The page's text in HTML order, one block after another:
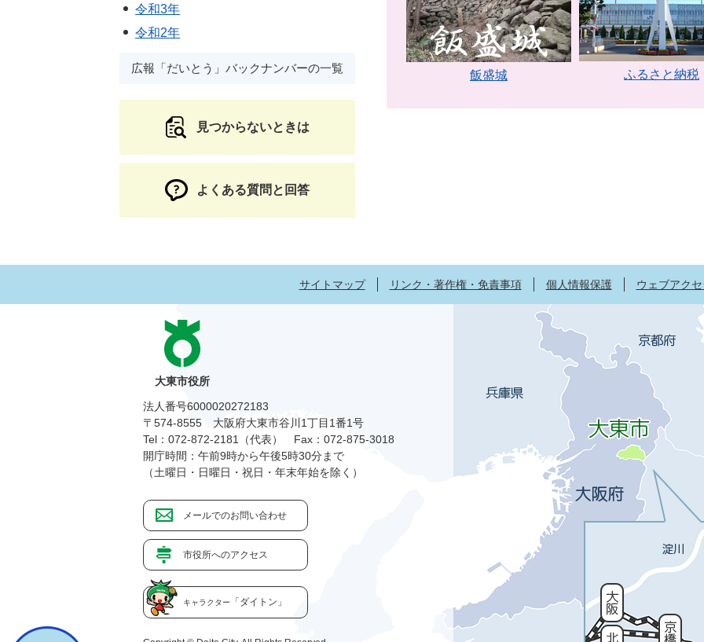
飯盛城 ふるさと納税
令和3年
令和2年
広報「だいとう」バックナンバーの一覧
見つからないときは
よくある質問と回答
サイトマップ リンク・著作権・免責事項 個人情報保護 ウェブアク
大東市役所
法人番号6000020272183
〒574-8555 大阪府大東市谷川1丁目1番1号
Tel：072-872-2181（代表）
Fax：072-875-3018
開庁時間：午前9時から午後5時30分まで
（土曜日・日曜日・祝日・年末年始を除く）
メールでのお問い合わせ
市役所へのアクセス
キャラクター 「ダイトン」